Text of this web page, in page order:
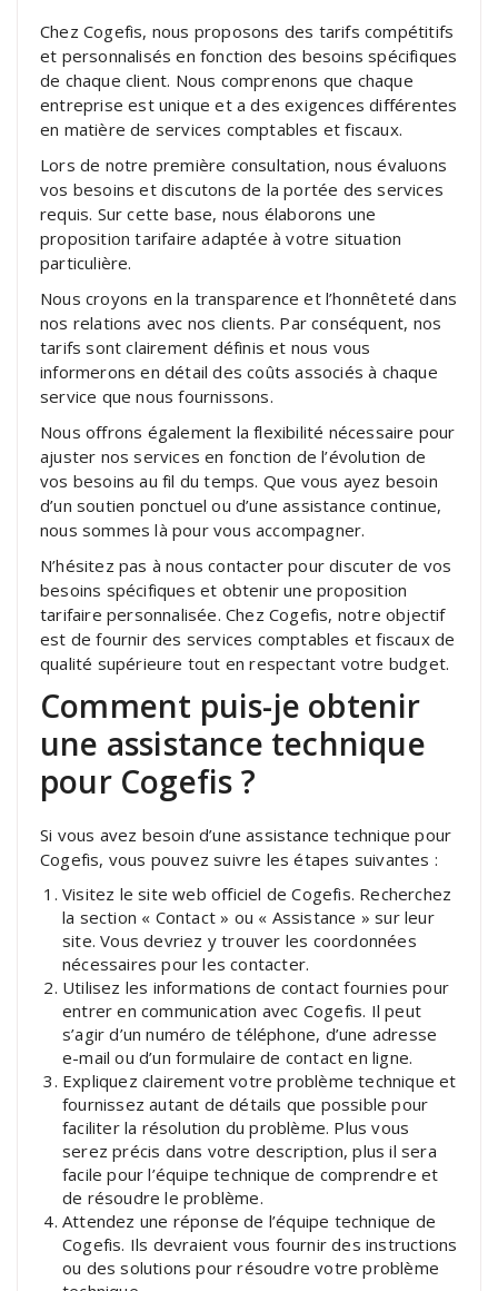
Chez Cogefis, nous proposons des tarifs compétitifs
et personnalisés en fonction des besoins spécifiques
de chaque client. Nous comprenons que chaque
entreprise est unique et a des exigences différentes
en matière de services comptables et fiscaux.
Lors de notre première consultation, nous évaluons
vos besoins et discutons de la portée des services
requis. Sur cette base, nous élaborons une
proposition tarifaire adaptée à votre situation
particulière.
Nous croyons en la transparence et l’honnêteté dans
nos relations avec nos clients. Par conséquent, nos
tarifs sont clairement définis et nous vous
informerons en détail des coûts associés à chaque
service que nous fournissons.
Nous offrons également la flexibilité nécessaire pour
ajuster nos services en fonction de l’évolution de
vos besoins au fil du temps. Que vous ayez besoin
d’un soutien ponctuel ou d’une assistance continue,
nous sommes là pour vous accompagner.
N’hésitez pas à nous contacter pour discuter de vos
besoins spécifiques et obtenir une proposition
tarifaire personnalisée. Chez Cogefis, notre objectif
est de fournir des services comptables et fiscaux de
qualité supérieure tout en respectant votre budget.
Comment puis-je obtenir
une assistance technique
pour Cogefis ?
Si vous avez besoin d’une assistance technique pour
Cogefis, vous pouvez suivre les étapes suivantes :
Visitez le site web officiel de Cogefis. Recherchez
la section « Contact » ou « Assistance » sur leur
site. Vous devriez y trouver les coordonnées
nécessaires pour les contacter.
Utilisez les informations de contact fournies pour
entrer en communication avec Cogefis. Il peut
s’agir d’un numéro de téléphone, d’une adresse
e-mail ou d’un formulaire de contact en ligne.
Expliquez clairement votre problème technique et
fournissez autant de détails que possible pour
faciliter la résolution du problème. Plus vous
serez précis dans votre description, plus il sera
facile pour l’équipe technique de comprendre et
de résoudre le problème.
Attendez une réponse de l’équipe technique de
Cogefis. Ils devraient vous fournir des instructions
ou des solutions pour résoudre votre problème